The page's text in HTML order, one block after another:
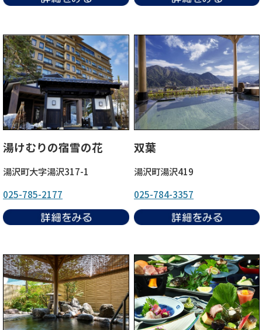
湯けむりの宿雪の花 双葉
湯沢町大字湯沢317-1
湯沢町湯沢419
025-785-2177
025-784-3357